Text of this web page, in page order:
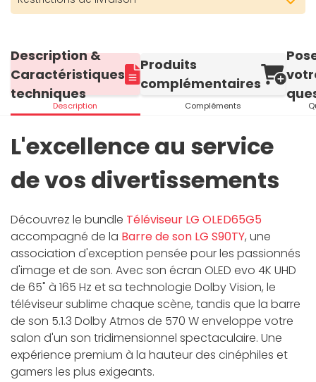
Description &
Caractéristiques
techniques
Description
Produits
complémentaires
Compléments
L'excellence au service
de vos divertissements
Découvrez le bundle Téléviseur LG OLED65G5
accompagné de la Barre de son LG S90TY, une
association d'exception pensée pour les passionnés
d'image et de son. Avec son écran OLED evo 4K UHD
de 65" à 165 Hz et sa technologie Dolby Vision, le
téléviseur sublime chaque scène, tandis que la barre
de son 5.1.3 Dolby Atmos de 570 W enveloppe votre
salon d'un son tridimensionnel spectaculaire. Une
expérience premium à la hauteur des cinéphiles et
gamers les plus exigeants.